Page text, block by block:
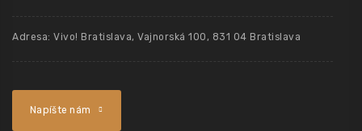
Adresa: Vivo! Bratislava, Vajnorská 100, 831 04 Bratislava
Napíšte nám